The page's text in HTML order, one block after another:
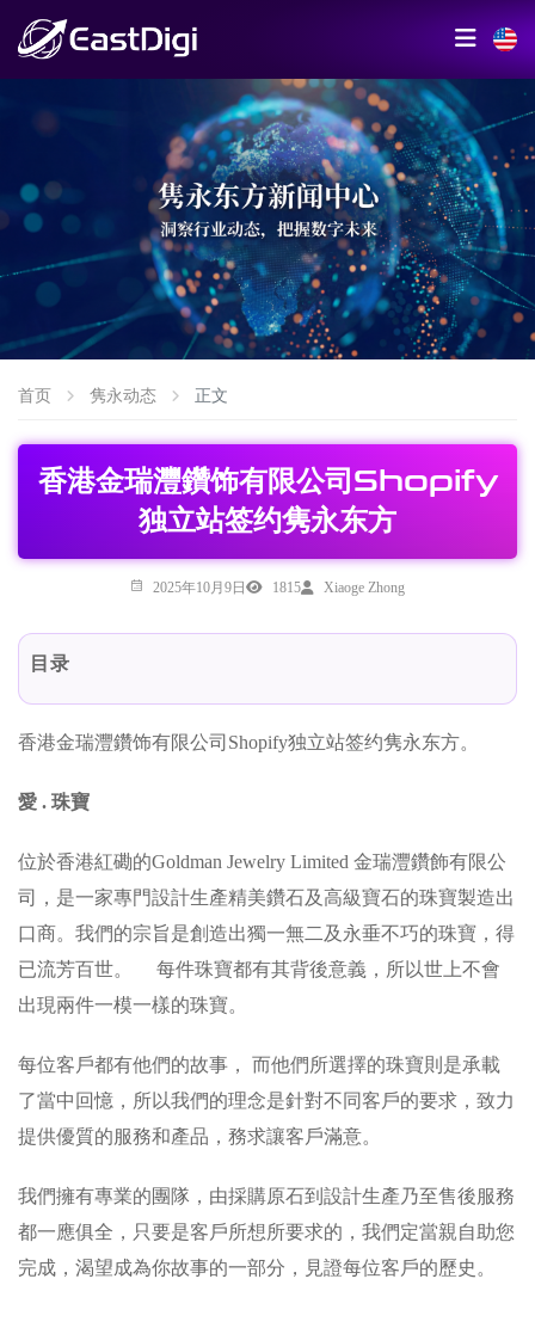
首页 隽永动态 正文
香港金瑞灃鑽饰有限公司Shopify
独立站签约隽永东方
2025年10月9日 1815 Xiaoge Zhong
目录
香港金瑞灃鑽饰有限公司Shopify独立站签约隽永东方。
愛 . 珠寶
位於香港紅磡的Goldman Jewelry Limited 金瑞灃鑽飾有限公
司，是一家專門設計生產精美鑽石及高級寶石的珠寶製造出
口商。我們的宗旨是創造出獨一無二及永垂不巧的珠寶，得
已流芳百世。 每件珠寶都有其背後意義，所以世上不會
出現兩件一模一樣的珠寶。
每位客戶都有他們的故事， 而他們所選擇的珠寶則是承載
了當中回憶，所以我們的理念是針對不同客戶的要求，致力
提供優質的服務和產品，務求讓客戶滿意。
我們擁有專業的團隊，由採購原石到設計生產乃至售後服務
都一應俱全，只要是客戶所想所要求的，我們定當親自助您
完成，渴望成為你故事的一部分，見證每位客戶的歷史。